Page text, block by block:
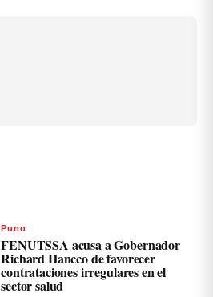
Puno
FENUTSSA acusa a Gobernador
Richard Hancco de favorecer
contrataciones irregulares en el
sector salud